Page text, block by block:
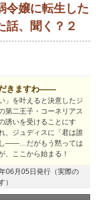
令嬢に転生した
話、聞く？２
だきますわ――
」を叶えると決意したジ
第二王子・コーネリアス
誘いを受けることにす
、ジュディスに「君は誰
し――…だがもう黙っては
、ここから始まる！
06月05日発行（実際の
）